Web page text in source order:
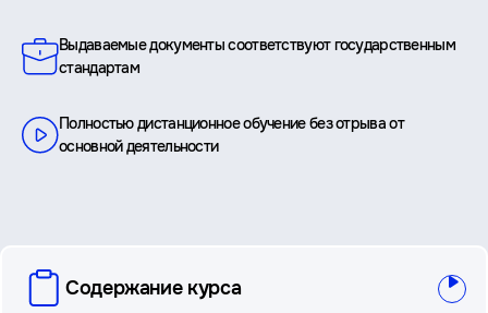
Выдаваемые документы соответствуют государственным
стандартам
Полностью дистанционное обучение без отрыва от
основной деятельности
вопросы
Содержание курса